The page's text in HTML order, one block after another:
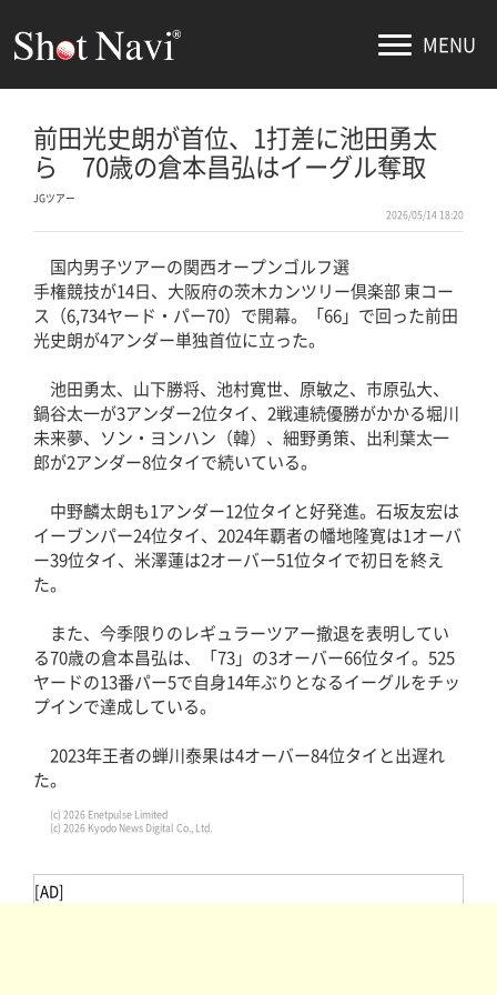
MENU
前田光史朗が首位、1打差に池田勇太
ら 70歳の倉本昌弘はイーグル奪取
JGツアー
2026/05/14 18:20
国内男子ツアーの関西オープンゴルフ選
手権競技が14日、大阪府の茨木カンツリー倶楽部 東コー
ス（6,734ヤード・パー70）で開幕。「66」で回った前田
光史朗が4アンダー単独首位に立った。
池田勇太、山下勝将、池村寛世、原敏之、市原弘大、
鍋谷太一が3アンダー2位タイ、2戦連続優勝がかかる堀川
未来夢、ソン・ヨンハン（韓）、細野勇策、出利葉太一
郎が2アンダー8位タイで続いている。
中野麟太朗も1アンダー12位タイと好発進。石坂友宏は
イーブンパー24位タイ、2024年覇者の幡地隆寛は1オーバ
ー39位タイ、米澤蓮は2オーバー51位タイで初日を終え
た。
また、今季限りのレギュラーツアー撤退を表明してい
る70歳の倉本昌弘は、「73」の3オーバー66位タイ。525
ヤードの13番パー5で自身14年ぶりとなるイーグルをチッ
プインで達成している。
2023年王者の蝉川泰果は4オーバー84位タイと出遅れ
た。
(c) 2026 Enetpulse Limited
(c) 2026 Kyodo News Digital Co., Ltd.
[AD]